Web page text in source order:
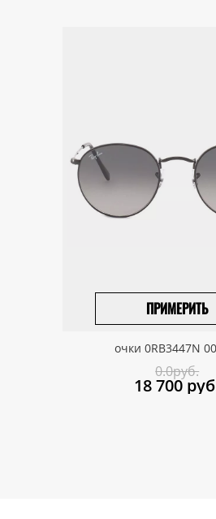
ПРИМЕРИТЬ
ВЫБРАТЬ
очки 0RB3447N
0.0руб.
18 700